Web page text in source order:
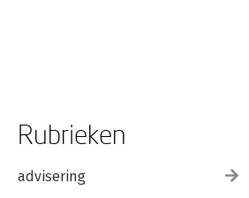
Rubrieken
advisering